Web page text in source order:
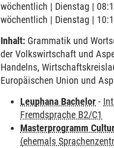
wöchentlich | Dienstag |
wöchentlich | Dienstag |
Inhalt: Grammatik und
der Volkswirtschaft und
Handelns,
Europäischen Union und
Leuphana Bachelor -
Fremdsprache B2/C1
Masterprogramm
(ehemals